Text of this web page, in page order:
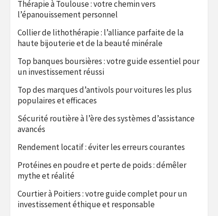
Thérapie à Toulouse : votre chemin vers
l’épanouissement personnel
Collier de lithothérapie : l’alliance parfaite de la
haute bijouterie et de la beauté minérale
Top banques boursières : votre guide essentiel pour
un investissement réussi
Top des marques d’antivols pour voitures les plus
populaires et efficaces
Sécurité routière à l’ère des systèmes d’assistance
avancés
Rendement locatif : éviter les erreurs courantes
Protéines en poudre et perte de poids : démêler
mythe et réalité
Courtier à Poitiers : votre guide complet pour un
investissement éthique et responsable